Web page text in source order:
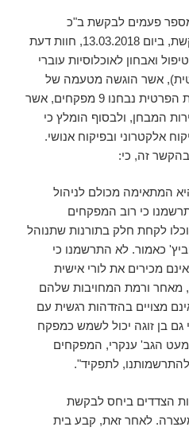
פעמים לבקשת ב"כ
המשיבה, הועברה לידי המבקשת, ביום 13.03.2018, חוות דעת
ואבחון לאוכלוסיות עוברי
אשר הוגשה מטעמה של
המשיבה. במסגרת חוות הדעת הפרטית נבחנו 9 מפקחים, אשר
המבחן, ולבסוף הומלץ כי
אלקטרוני ובפיקוח אנושי.
זה, כי:
המתאימה מכולם לניהול
כי רוב המפקחים
לקחת חלק בתורנות שתנוהל
כאמור. לא התרשמנו כי
מכירים את לורי אישית
מאחר ורמת המחויבות שלהם
מצויים בהזדהות רגשית עם
גם בן זוגה יכול לשמש כמפקח
הגב' ענקרי, המפקחים
לתפקיד".
טענות הצדדים ביחס לבקשת
לאחר זאת, קבע בית